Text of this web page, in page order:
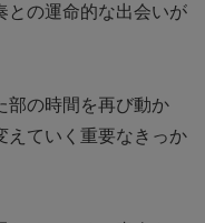
との運命的な出会いが
部の時間を再び動か
えていく重要なきっか